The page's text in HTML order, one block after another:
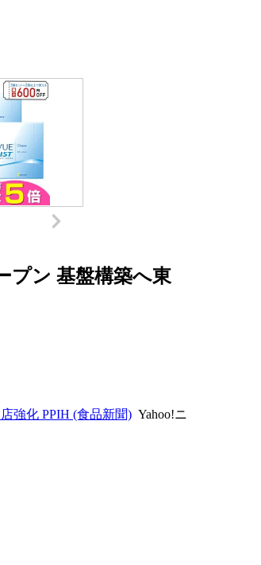
プン 基盤構築へ東
強化 PPIH (食品新聞) Yahoo!ニ